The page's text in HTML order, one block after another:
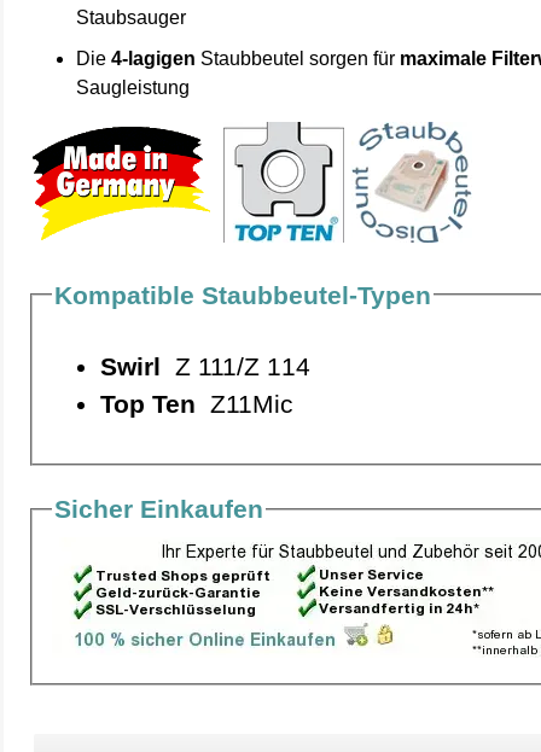
Staubsauger
Die4-lagigen Staubbeutel sorgen für maximale
Saugleistung
Kompatible Staubbeutel-Typen
Swirl Z 111/Z 114
Top Ten Z11Mic
Sicher Einkaufen